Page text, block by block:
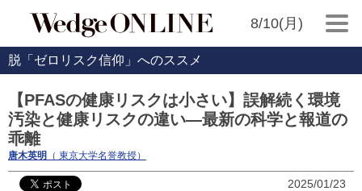
8/10(月)
脱「ゼロリスク信仰」へのススメ
【PFASの健康リスクは小さい】誤解続く環境
汚染と健康リスクの違い―最新の科学と報道の
乖離
唐木英明 （ 東京大学名誉教授）
2025/01/23